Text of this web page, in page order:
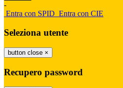
-
Entra con SPID Entra con CIE
Seleziona utente
button close ×
Recupero password